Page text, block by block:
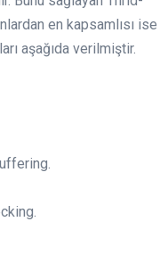
en kapsamlısı ise
aşağıda verilmiştir.